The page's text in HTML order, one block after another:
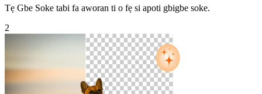
Tẹ Gbe Soke tabi fa aworan ti o fẹ si apoti gbigbe soke.
2